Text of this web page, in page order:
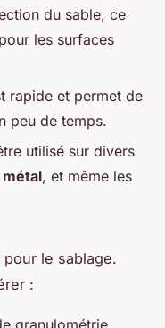
du sable, ce
les surfaces
rapide et permet de
peu de temps.
utilisé sur divers
métal, et même les
le sablage.
:
granulométrie